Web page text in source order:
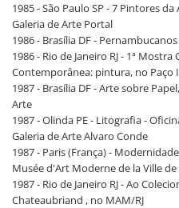
1985 - São Paulo SP - 7 Pintores
Galeria de Arte Portal
1986 - Brasília DF -
1986 - Rio de Janeiro RJ - 1ª
Contemporânea: pintura, no Paço
1987 - Brasília DF - Arte sobre
Arte
1987 - Olinda PE - Litografia -
Galeria de Arte Alvaro Conde
1987 - Paris (França) -
Musée d'Art Moderne de la Ville de
1987 - Rio de Janeiro RJ - Ao
Chateaubriand , no MAM/RJ